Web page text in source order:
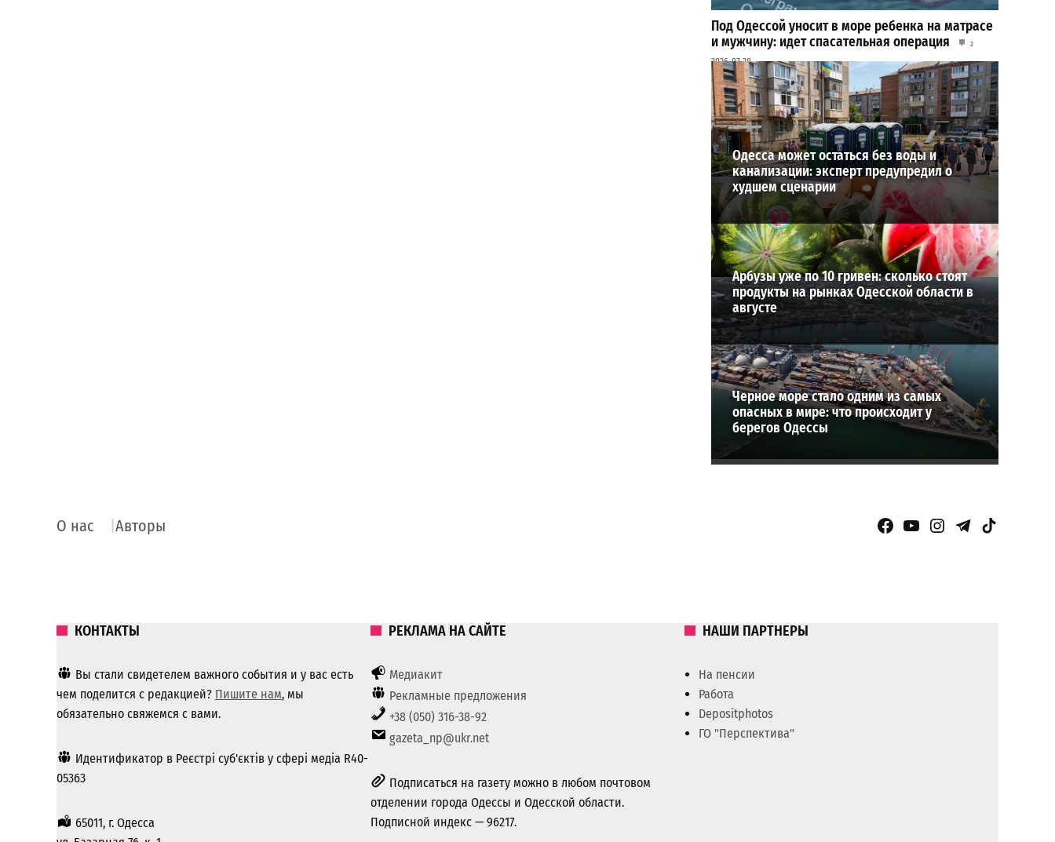
Под Одессой уносит в море ребенка на матрасе
и мужчину: идет спасательная операция
2
2026-07-28
ВИБОР РЕДАКЦИИ
Одесса может остаться без воды и
канализации: эксперт предупредил о
худшем сценарии
Арбузы уже по 10 гривен: сколько стоят
продукты на рынках Одесской области в
августе
Черное море стало одним из самых
опасных в мире: что происходит у
берегов Одессы
О нас Авторы Facebook Page
YouTubeInstagram
Telegram
TikTok
КОНТАКТЫ
Вы стали свидетелем важного события и у вас есть
чем поделится с редакцией? Пишите нам, мы
обязательно свяжемся с вами.
Идентификатор в Реєстрі суб'єктів у сфері медіа R40-
05363
65011, г. Одесса
РЕКЛАМА НА САЙТЕ
Медиакит
Рекламные предложения
+38 (050) 316-38-92
gazeta_np@ukr.net
Подписаться на газету можно в любом почтовом
отделении города Одессы и Одесской области.
Подписной индекс — 96217.
НАШИ ПАРТНЕРЫ
На пенсии
Работа
Depositphotos
ГО "Перспектива"